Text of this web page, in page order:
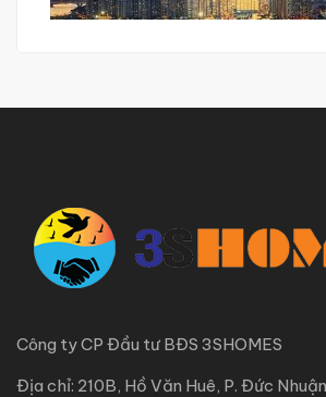
Công ty CP Đầu tư BĐS 3SHOMES
Địa chỉ: 210B, Hồ Văn Huê, P. Đức